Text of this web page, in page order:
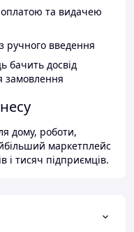
оплатою та видачею
ручного введення
бачить досвід
замовлення
дому, роботи,
маркетплейс
і тисяч підприємців.